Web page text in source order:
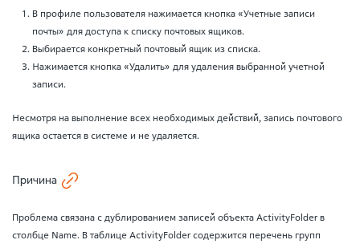
В профиле пользователя нажимается кнопка «Учетные записи
почты» для доступа к списку почтовых ящиков.
Выбирается конкретный почтовый ящик из списка.
Нажимается кнопка «Удалить» для удаления выбранной учетной
записи.
Несмотря на выполнение всех необходимых действий, запись почтового
ящика остается в системе и не удаляется.
Причина
Проблема связана с дублированием записей объекта ActivityFolder в
столбце Name. В таблице ActivityFolder содержится перечень групп